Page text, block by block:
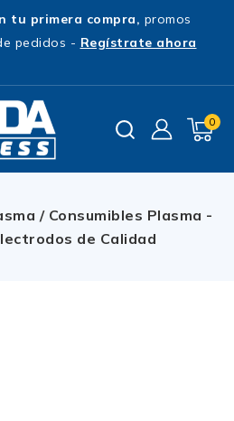
tu primera compra, promos
pedidos - Regístrate ahora
0
/ Consumibles Plasma -
de Calidad